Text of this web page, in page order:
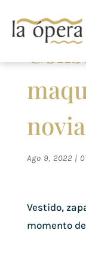
Ago 9, 2022 |
Vestido,
momento